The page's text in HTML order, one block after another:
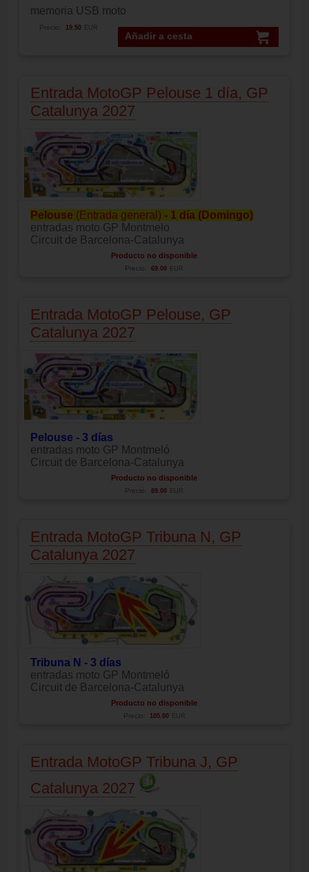
memoria USB moto
Añadir a cesta
Precio: 19.50 EUR
Entrada MotoGP Pelouse 1 día, GP
Catalunya 2027
Pelouse (Entrada general) - 1 día (Domingo)
entradas moto GP Montmelo
Circuit de Barcelona-Catalunya
Producto no disponible
Precio: 69.00 EUR
Entrada MotoGP Pelouse, GP
Catalunya 2027
Pelouse - 3 días
entradas moto GP Montmeló
Circuit de Barcelona-Catalunya
Producto no disponible
Precio: 89.00 EUR
Entrada MotoGP Tribuna N, GP
Catalunya 2027
Tribuna N - 3 días
entradas moto GP Montmeló
Circuit de Barcelona-Catalunya
Producto no disponible
Precio: 105.00 EUR
Entrada MotoGP Tribuna J, GP
Catalunya 2027